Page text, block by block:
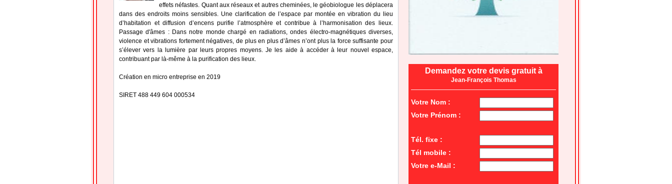
effets néfastes. Quant aux réseaux et autres cheminées, le géobiologue les déplacera
dans des endroits moins sensibles. Une clarification de l’espace par montée en vibration du lieu
d’habitation et diffusion d’encens purifie l’atmosphère et contribue à l’harmonisation des lieux.
Passage d'âmes : Dans notre monde chargé en radiations, ondes électro-magnétiques diverses,
violence et vibrations fortement négatives, de plus en plus d’âmes n’ont plus la force suffisante pour
s’élever vers la lumière par leurs propres moyens. Je les aide à accéder à leur nouvel espace,
contribuant par là-même à la purification des lieux.
Création en micro entreprise en 2019
SIRET 488 449 604 000534
Demandez votre devis gratuit à
Jean-François Thomas
Votre Nom :
Votre Prénom :
Tél. fixe :
Tél mobile :
Votre e-Mail :